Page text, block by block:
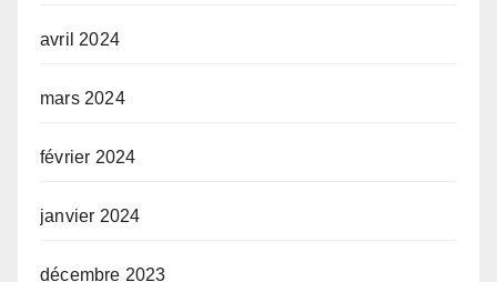
avril 2024
mars 2024
février 2024
janvier 2024
décembre 2023